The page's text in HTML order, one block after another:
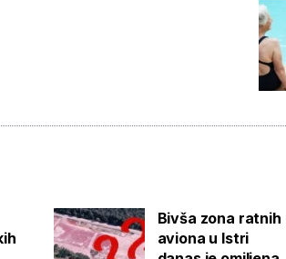
Bivša zona ratnih
aviona u Istri